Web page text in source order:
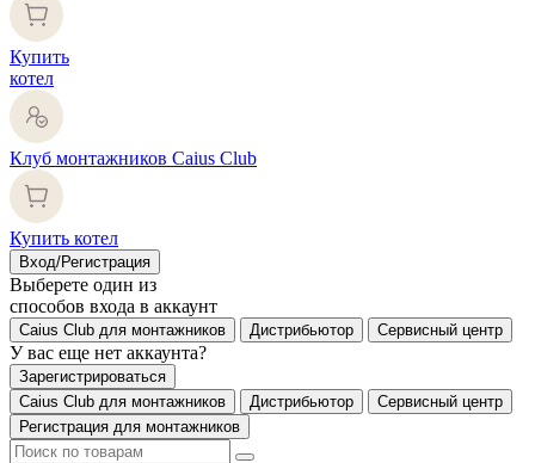
Купить
котел
Клуб монтажников Caius Club
Купить котел
Вход/Регистрация
Выберете один из
способов входа в аккаунт
Caius Club для монтажников Дистрибьютор Сервисный центр
У вас еще нет аккаунта?
Зарегистрироваться
Caius Club для монтажников
Дистрибьютор
Сервисный центр
Регистрация для монтажников